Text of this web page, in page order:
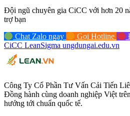
Đội ngũ chuyên gia CiCC với hơn 20
trợ bạn
Chat Zalo ngay Gọi Hotline
CiCC LeanSigma ungdungai.edu.vn
Công Ty Cổ Phần Tư Vấn Cải Tiến
Đồng hành cùng doanh nghiệp Việt
hướng tới chuẩn quốc tế.